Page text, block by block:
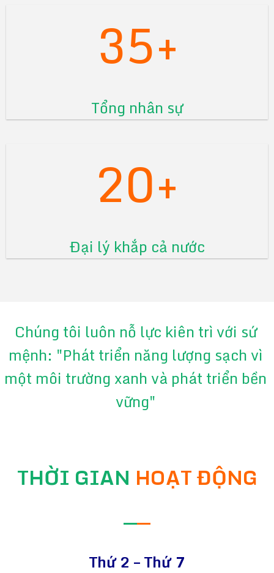
35+
Tổng nhân sự
20+
Đại lý khắp cả nước
Chúng tôi luôn nỗ lực kiên trì với sứ
mệnh: "Phát triển năng lượng sạch vì
một môi trường xanh và phát triển bền
vững"
THỜI GIAN HOẠT ĐỘNG
——
Thứ 2 – Thứ 7